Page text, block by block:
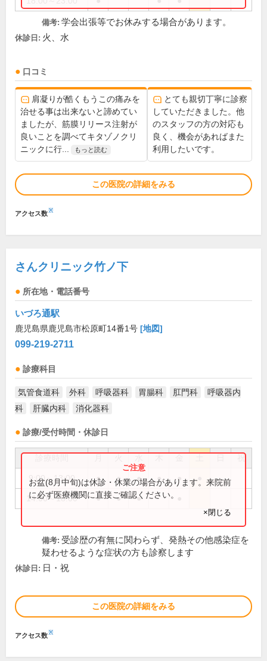
備考: 学会出張等でお休みする場合があります。
休診日: 火、水
口コミ
肩凝りが酷くもうこの痛みを
治せる事は出来ないと諦めてい
ましたが、筋膜リリース注射が
良いことを調べてキタゾノクリ
ニックに行...
もっと読む
とても親切丁寧に診察
していただきました。他
のスタッフの方の対応も
良く、機会があればまた
利用したいです。
この医院の詳細をみる
アクセス数※
さんクリニック竹ノ下
所在地・電話番号
いづろ通駅
鹿児島県鹿児島市松原町14番1号 [地図]
099-219-2711
診療科目
気管食道科 外科 呼吸器科 胃腸科 肛門科
呼吸器内
科
肝臓内科 消化器科
診療/受付時間・休診日
祝
9:00～13:00 ● ● ● ● ●
14:00～18:00 ● ● ●
お盆(8月中旬)は休診・休業の場合があります。来院前
に必ず医療機関に直接ご確認ください。
×閉じる
備考: 受診歴の有無に関わらず、発熱その他感染症を
疑わせるような症状の方も診察します
休診日: 日・祝
この医院の詳細をみる
アクセス数※